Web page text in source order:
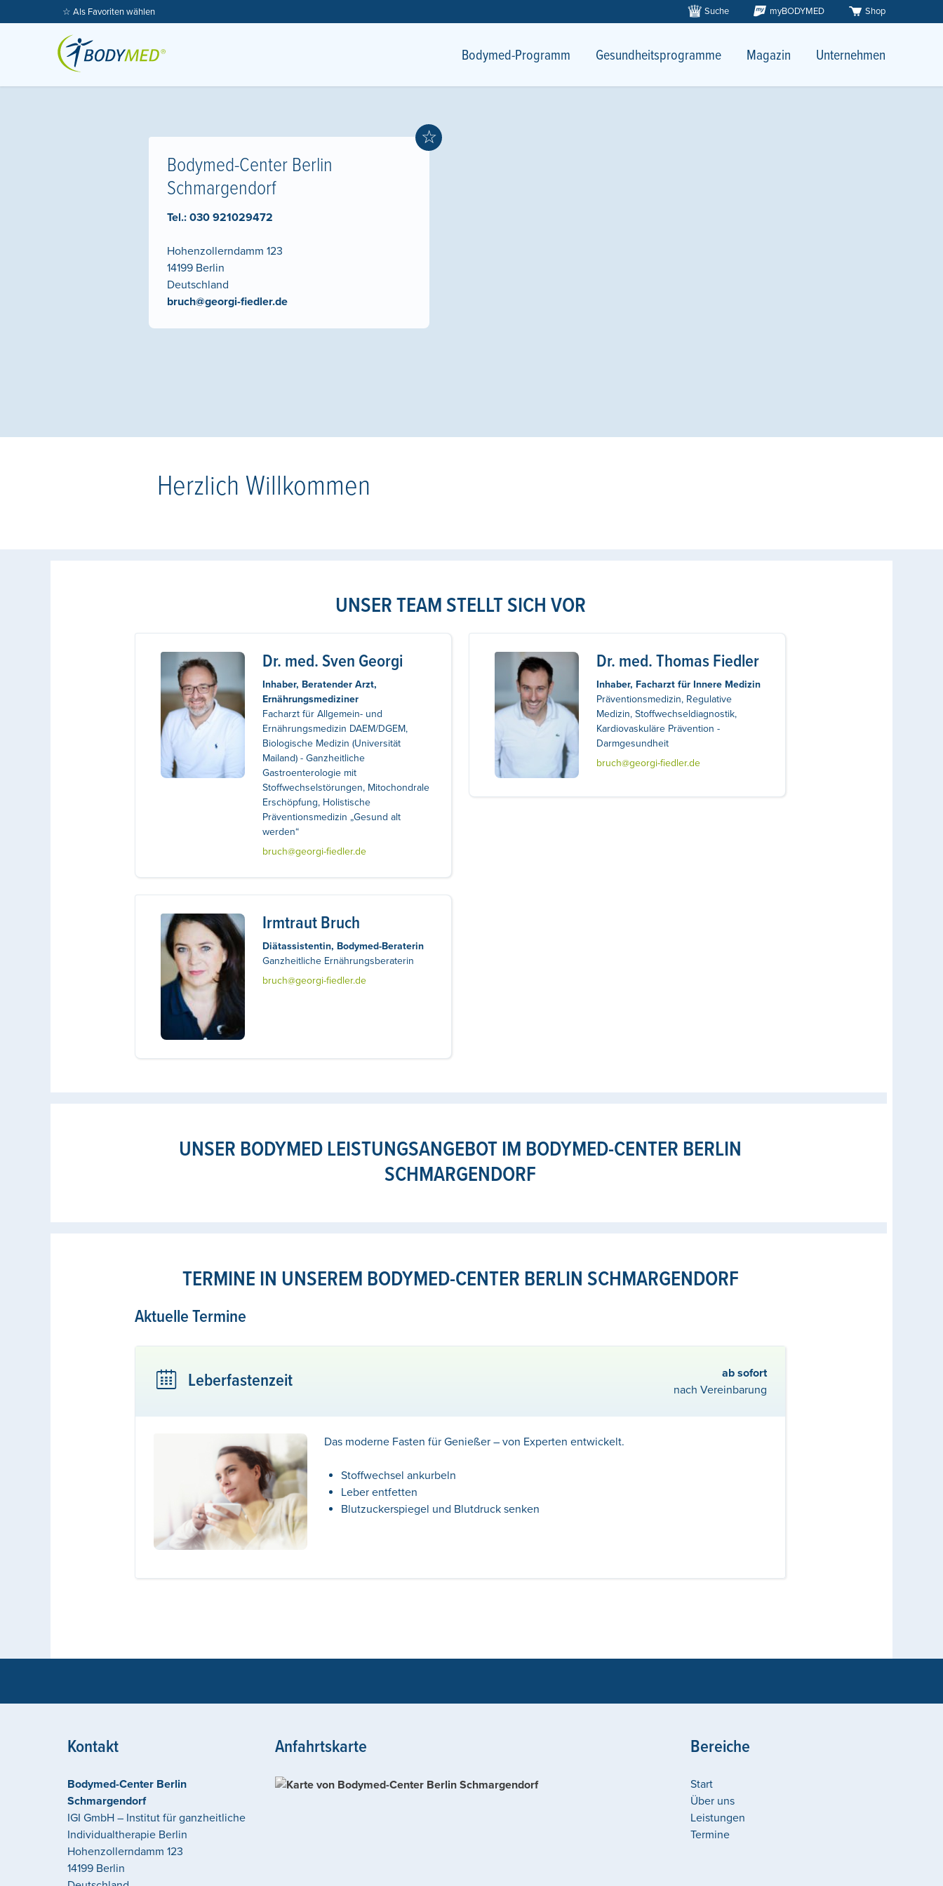
☆ Als Favoriten wählen Suche myBODYMED Shop
Bodymed-Programm Gesundheitsprogramme Magazin Unternehmen
☆
Bodymed-Center Berlin
Schmargendorf
Tel.: 030 921029472
Hohenzollerndamm 123
14199 Berlin
Deutschland
bruch@georgi-fiedler.de
Herzlich Willkommen
UNSER TEAM STELLT SICH VOR
Dr. med. Sven Georgi
Inhaber, Beratender Arzt,
Ernährungsmediziner
Facharzt für Allgemein- und
Ernährungsmedizin DAEM/DGEM,
Biologische Medizin (Universität
Mailand) - Ganzheitliche
Gastroenterologie mit
Stoffwechselstörungen, Mitochondrale
Erschöpfung, Holistische
Präventionsmedizin „Gesund alt
werden“
bruch@georgi-fiedler.de
Dr. med. Thomas Fiedler
Inhaber, Facharzt für Innere Medizin
Präventionsmedizin, Regulative
Medizin, Stoffwechseldiagnostik,
Kardiovaskuläre Prävention -
Darmgesundheit
bruch@georgi-fiedler.de
Irmtraut Bruch
Diätassistentin, Bodymed-Beraterin
Ganzheitliche Ernährungsberaterin
bruch@georgi-fiedler.de
UNSER BODYMED LEISTUNGSANGEBOT IM BODYMED-CENTER BERLIN
SCHMARGENDORF
TERMINE IN UNSEREM BODYMED-CENTER BERLIN SCHMARGENDORF
Aktuelle Termine
Leberfastenzeit
ab sofort
nach Vereinbarung
Das moderne Fasten für Genießer – von Experten entwickelt.
Stoffwechsel ankurbeln
Leber entfetten
Blutzuckerspiegel und Blutdruck senken
Kontakt
Bodymed-Center Berlin
Schmargendorf
IGI GmbH – Institut für ganzheitliche
Individualtherapie Berlin
Hohenzollerndamm 123
14199 Berlin
Anfahrtskarte Bereiche
Start
Über uns
Leistungen
Termine